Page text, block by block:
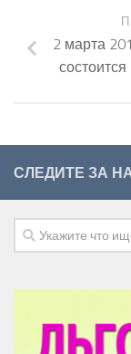
2 марта
СЛЕДИТЕ ЗА